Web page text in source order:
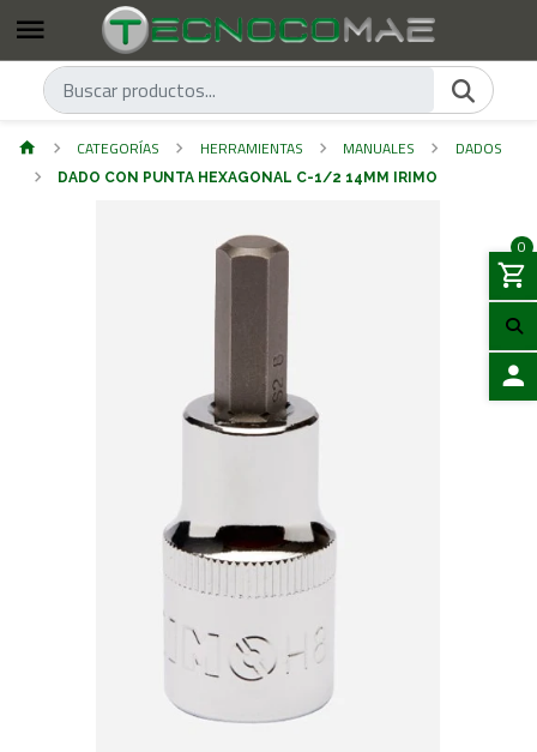
0
CATEGORÍAS HERRAMIENTAS MANUALES DADOS
DADO CON PUNTA HEXAGONAL C-1/2 14MM IRIMO